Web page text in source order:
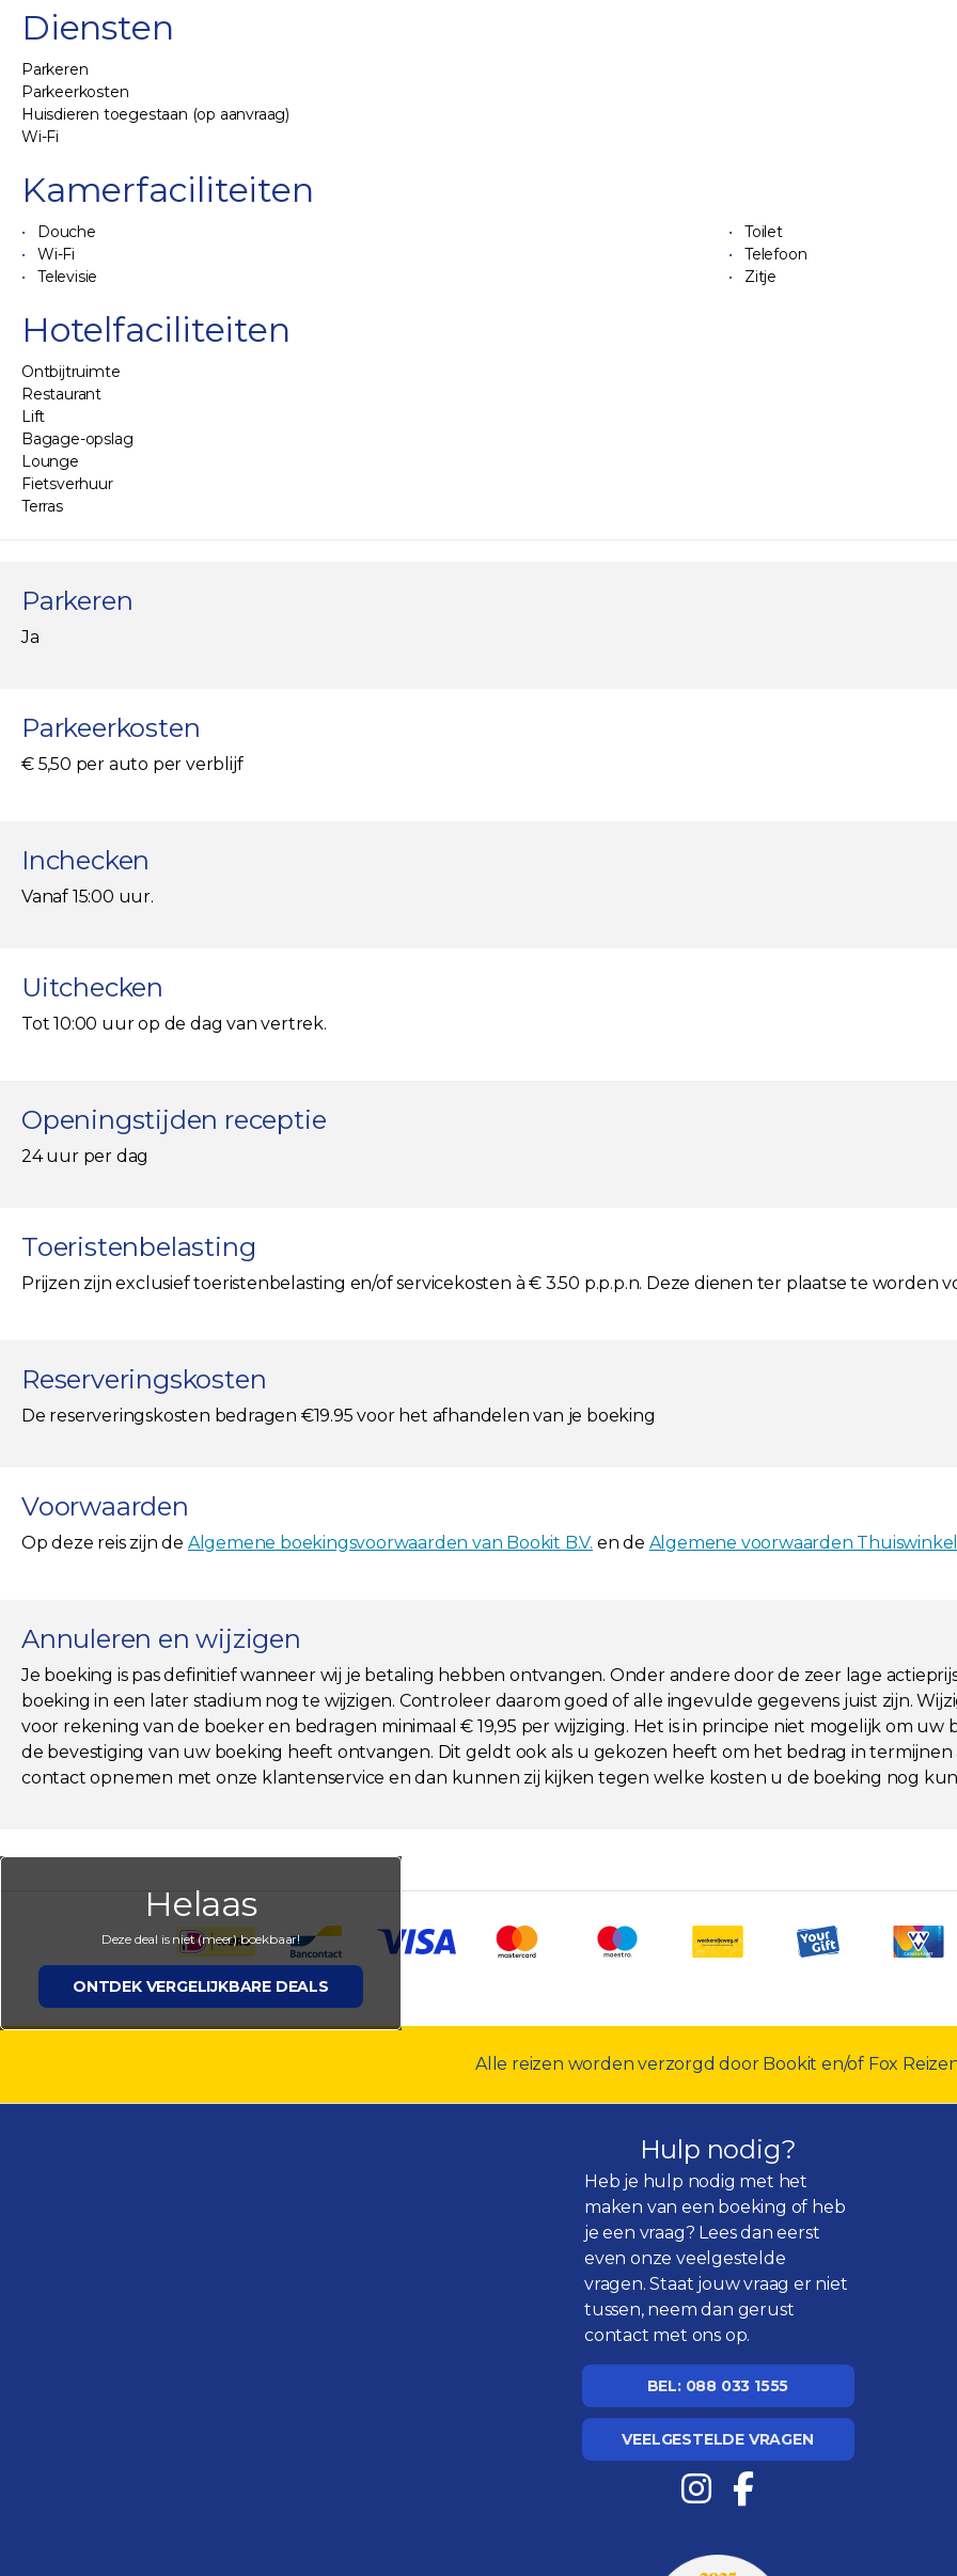
Diensten
Parkeren
Parkeerkosten
Huisdieren toegestaan (op aanvraag)
Wi-Fi
Kamerfaciliteiten
Douche
Toilet
Wi-Fi
Telefoon
Televisie
Zitje
Hotelfaciliteiten
Ontbijtruimte
Restaurant
Lift
Bagage-opslag
Lounge
Fietsverhuur
Terras
Parkeren
Ja
Parkeerkosten
€ 5,50 per auto per verblijf
Inchecken
Vanaf 15:00 uur.
Uitchecken
Tot 10:00 uur op de dag van vertrek.
Openingstijden receptie
24 uur per dag
Toeristenbelasting
Prijzen zijn exclusief toeristenbelasting en/of servicekosten à € 3.50 p.p.p.n. Deze dienen ter plaatse te worden
Reserveringskosten
De reserveringskosten bedragen €19.95 voor het afhandelen van je boeking
Voorwaarden
Op deze reis zijn de Algemene boekingsvoorwaarden van Bookit B.V. en de Algemene voorwaarden Thuiswinkel
Annuleren en wijzigen
Je boeking is pas definitief wanneer wij je betaling hebben ontvangen. Onder andere door de zeer lage
boeking in een later stadium nog te wijzigen. Controleer daarom goed of alle ingevulde gegevens juist zijn.
voor rekening van de boeker en bedragen minimaal € 19,95 per wijziging. Het is in principe niet mogelijk om
de bevestiging van uw boeking heeft ontvangen. Dit geldt ook als u gekozen heeft om het bedrag in
contact opnemen met onze klantenservice en dan kunnen zij kijken tegen welke kosten u de boeking nog
Helaas
Deze deal is niet (meer) boekbaar!
ONTDEK VERGELIJKBARE DEALS
Alle reizen worden verzorgd door Bookit en/of Fox
Hulp nodig?
Heb je hulp nodig met het
maken van een boeking of heb
je een vraag? Lees dan eerst
even onzeveelgestelde
vragen. Staat jouw vraag er niet
tussen, neem dan gerust
contact met ons op.
BEL: 088 033 1555
VEELGESTELDE VRAGEN